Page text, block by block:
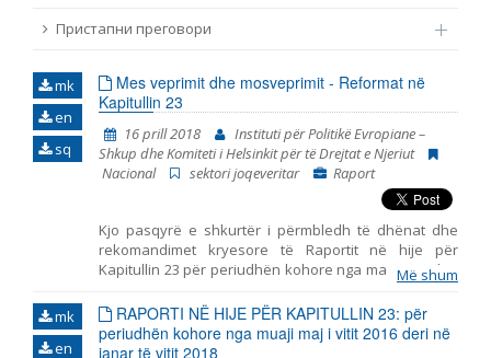
Пристапни преговори
mk
en
sq
Mes veprimit dhe mosveprimit - Reformat në
Kapitullin 23
16 prill 2018
Instituti për Politikë Evropiane –
Shkup dhe Komiteti i Helsinkit për të Drejtat e Njeriut
Nacional
sektori joqeveritar Raport
Kjo pasqyrë e shkurtër i përmbledh të dhënat dhe
rekomandimet kryesore të Raportit në hije për
Kapitullin 23 për periudhën kohore nga maji 2016 deri
në janar të vitit 2018. I hartuar nga Instituti për Politikë
Evropiane – Shkup dhe Komiteti i Helsinkit për të
Drejtat e Njeriut. Pasqyra përfshin tri periudha të
ndryshme: - periudha para zgjedhjeve të
Më shum
mk
en
RAPORTI NË HIJE PËR KAPITULLIN 23: për
periudhën kohore nga muaji maj i vitit 2016 deri në
janar të vitit 2018